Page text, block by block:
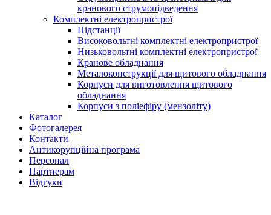
кранового струмопідведення
Комплектні електропристрої
Підстанції
Високовольтні комплектні електропристрої
Низьковольтні комплектні електропристрої
Кранове обладнання
Металоконструкції для щитового обладнання
Корпуси для виготовлення щитового
обладнання
Корпуси з поліефіру (мензоліту)
Каталог
Фотогалерея
Контакти
Антикорупційна програма
Персонал
Партнерам
Відгуки